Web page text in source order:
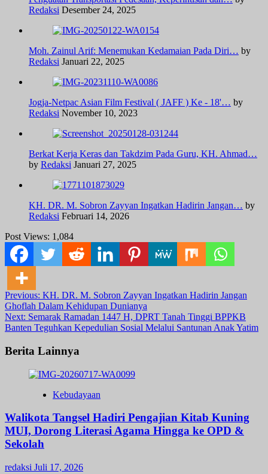
Redaksi Desember 24, 2025
Moh. Zainul Arif: Menemukan Kedamaian Pada Diri… by
Redaksi Januari 22, 2025
Jogja-Netpac Asian Film Festival ( JAFF ) Ke - 18'… by
Redaksi November 10, 2023
Berkat Kerja Keras dan Takdzim Pada Guru, KH. Ahmad…
by Redaksi Januari 27, 2025
KH. DR. M. Sobron Zayyan Ingatkan Hadirin Jangan… by
Redaksi Februari 14, 2026
Post Views: 1,084
Post
navigation
Previous: KH. DR. M. Sobron Zayyan Ingatkan Hadirin Jangan
Ghoflah Dalam Kehidupan Dunianya
Next: Semarak Ramadan 1447 H, DPRT Tanah Tinggi BPPKB
Banten Teguhkan Kepedulian Sosial Melalui Santunan Anak Yatim
Berita Lainnya
Kebudayaan
Walikota Tangsel Hadiri Pengajian Kitab Kuning
MUI, Dorong Literasi Agama Hingga ke OPD &
Sekolah
redaksi Juli 17, 2026